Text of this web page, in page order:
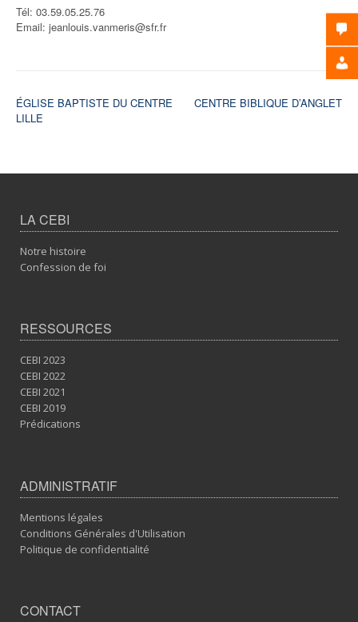
Tél: 03.59.05.25.76
Email: jeanlouis.vanmeris@sfr.fr
Navigation
de
ÉGLISE BAPTISTE DU CENTRE
LILLE
CENTRE BIBLIQUE D’ANGLET
LA CEBI
Notre histoire
Confession de foi
RESSOURCES
CEBI 2023
CEBI 2022
CEBI 2021
CEBI 2019
Prédications
ADMINISTRATIF
Mentions légales
Conditions Générales d'Utilisation
Politique de confidentialité
CONTACT